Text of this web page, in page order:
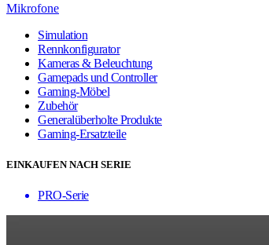
Mikrofone
Simulation
Rennkonfigurator
Kameras & Beleuchtung
Gamepads und Controller
Gaming-Möbel
Zubehör
Generalüberholte Produkte
Gaming-Ersatzteile
EINKAUFEN NACH SERIE
PRO-Serie